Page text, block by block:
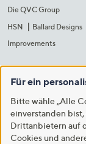
Die QVC Group
HSN
Ballard Designs
Improvements
Für ein
Bitte wähle „Alle
einverstanden
Drittanbietern auf
Cookies und